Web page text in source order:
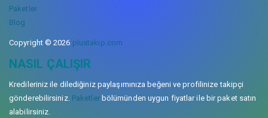
Paketler
Blog
Copyright © 2026 plustakip.com
NASIL ÇALIŞIR
Kredileriniz ile dilediğiniz paylaşımınıza beğeni ve profilinize takipçi
gönderebilirsiniz. Paketlerbölümünden uygun fiyatlar ile bir paket satın
alabilirsiniz.